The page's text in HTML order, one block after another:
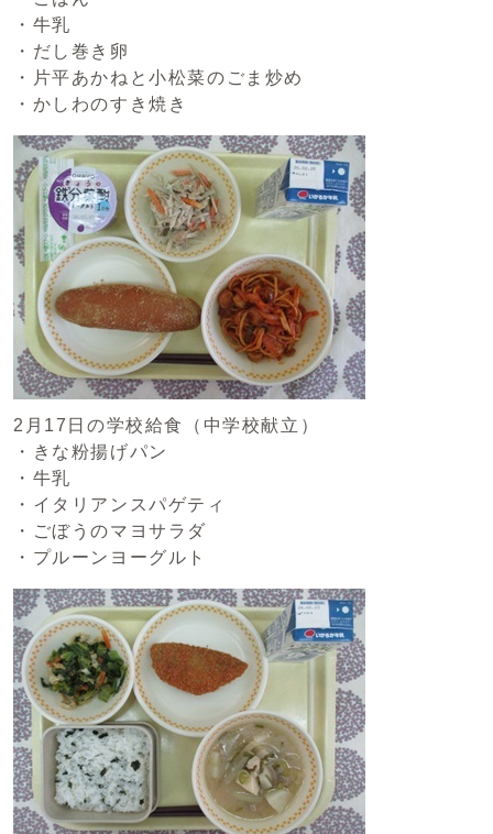
・牛乳
・だし巻き卵
・片平あかねと小松菜のごま炒め
・かしわのすき焼き
2月17日の学校給食（中学校献立）
・きな粉揚げパン
・牛乳
・イタリアンスパゲティ
・ごぼうのマヨサラダ
・プルーンヨーグルト